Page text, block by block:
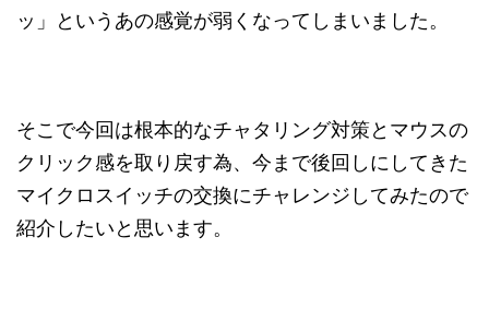
ッ」というあの感覚が弱くなってしまいました。
そこで今回は根本的なチャタリング対策とマウスの
クリック感を取り戻す為、今まで後回しにしてきた
マイクロスイッチの交換にチャレンジしてみたので
紹介したいと思います。